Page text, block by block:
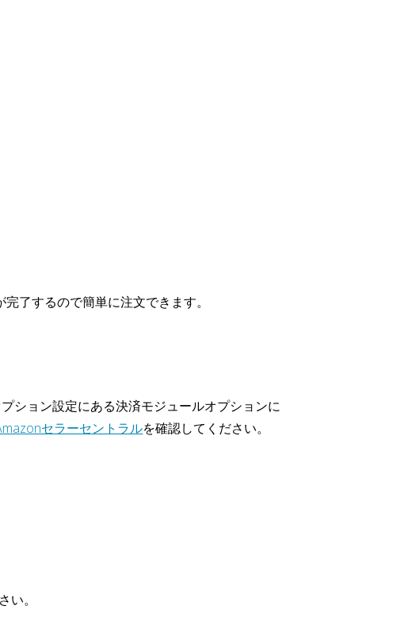
了するので簡単に注文できます。
ション設定にある決済モジュールオプションに
セラーセントラルを確認してください。
。